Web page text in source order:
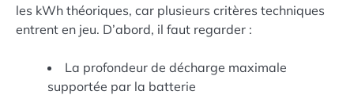
les kWh théoriques, car plusieurs critères techniques
entrent en jeu. D’abord, il faut regarder :
La profondeur de décharge maximale
supportée par la batterie